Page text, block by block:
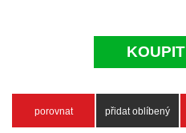
KOUPIT
porovnat přidat oblíbený